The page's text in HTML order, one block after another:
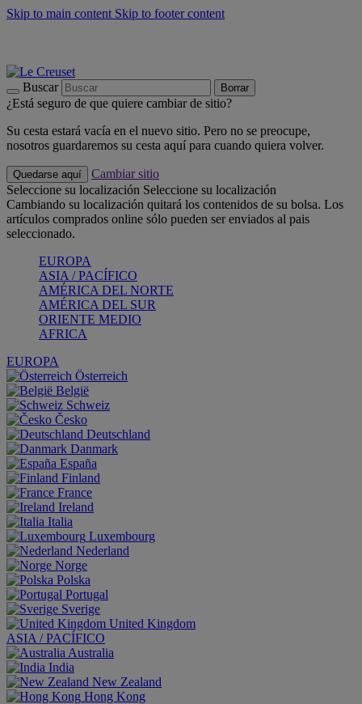
Skip to main content Skip to footer content
Buscar Borrar
¿Está seguro de que quiere cambiar de sitio?
Su cesta estará vacía en el nuevo sitio. Pero no se preocupe,
nosotros guardaremos su cesta aquí para cuando quiera volver.
Quedarse aquí
Cambiar sitio
Seleccione su localización Seleccione su localización
Cambiando su localización quitará los contenidos de su bolsa. Los
artículos comprados online sólo pueden ser enviados al pais
seleccionado.
EUROPA
ASIA / PACÍFICO
AMÉRICA DEL NORTE
AMÉRICA DEL SUR
ORIENTE MEDIO
AFRICA
EUROPA
Österreich
België
Schweiz
Česko
Deutschland
Danmark
España
Finland
France
Ireland
Italia
Luxembourg
Nederland
Norge
Polska
Portugal
Sverige
United Kingdom
ASIA / PACÍFICO
Australia
India
New Zealand
Hong Kong